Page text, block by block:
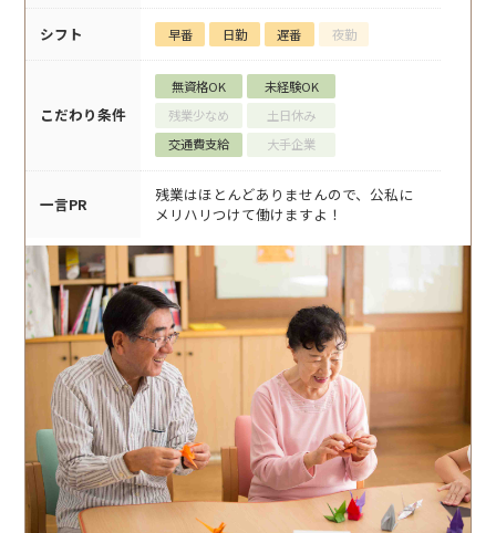
シフト 早番 日勤 遅番 夜勤
こだわり条件
無資格OK
未経験OK
残業少なめ
土日休み
交通費支給
大手企業
一言PR
残業はほとんどありませんので、公私に
メリハリつけて働けますよ！